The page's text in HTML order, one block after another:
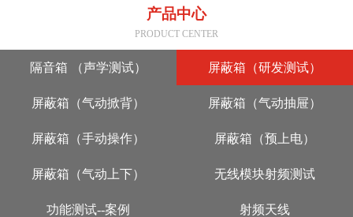
产品中心
PRODUCT CENTER
隔音箱 （声学测试） 屏蔽箱（研发测试）
屏蔽箱（气动掀背） 屏蔽箱（气动抽屉）
屏蔽箱（手动操作） 屏蔽箱（预上电）
屏蔽箱（气动上下） 无线模块射频测试
功能测试--案例 射频天线